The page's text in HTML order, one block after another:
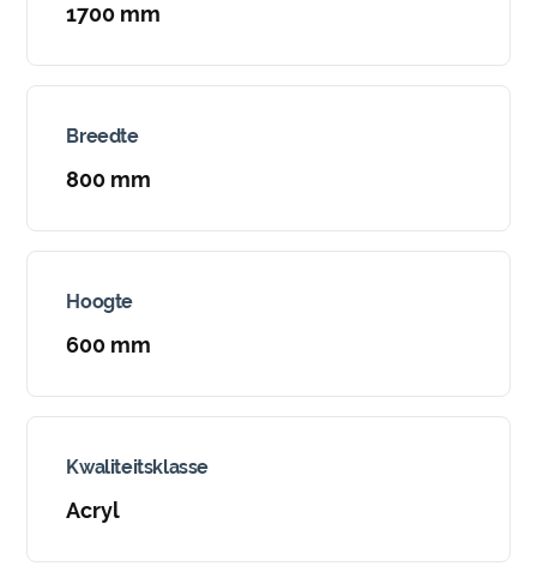
1700 mm
Breedte
800 mm
Hoogte
600 mm
Kwaliteitsklasse
Acryl